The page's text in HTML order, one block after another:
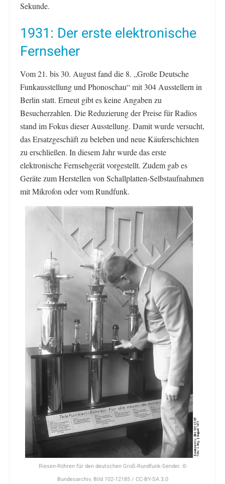
Sekunde.
1931: Der erste elektronische
Fernseher
Vom 21. bis 30. August fand die 8. „Große Deutsche
Funkausstellung und Phonoschau“ mit 304 Ausstellern in
Berlin statt. Erneut gibt es keine Angaben zu
Besucherzahlen. Die Reduzierung der Preise für Radios
stand im Fokus dieser Ausstellung. Damit wurde versucht,
das Ersatzgeschäft zu beleben und neue Käuferschichten
zu erschließen. In diesem Jahr wurde das erste
elektronische Fernsehgerät vorgestellt. Zudem gab es
Geräte zum Herstellen von Schallplatten-Selbstaufnahmen
mit Mikrofon oder vom Rundfunk.
Riesen-Röhren für den deutschen Groß-Rundfunk-Sender. ©
Bundesarchiv, Bild 102-12185 / CC-BY-SA 3.0